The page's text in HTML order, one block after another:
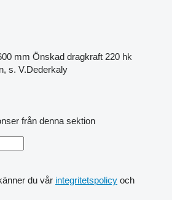
mm Önskad dragkraft 220 hk
s. V.Dederkaly
från denna sektion
du vår integritetspolicy och